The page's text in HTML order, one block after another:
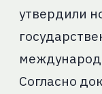
утвердили
Согласно